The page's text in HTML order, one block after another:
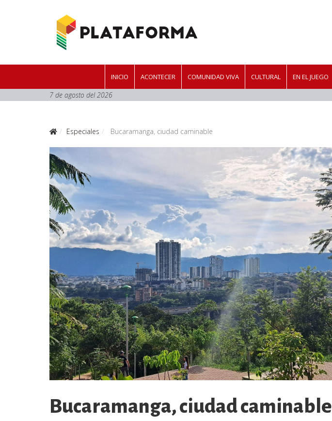
INICIO ACONTECER COMUNIDAD VIVA CULTURAL EN EL JUEGO
7 de agosto del 2026
Especiales Bucaramanga, ciudad caminable
Bucaramanga, ciudad caminable